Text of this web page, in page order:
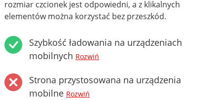
rozmiar czcionek jest odpowiedni, a z klikalnych
elementów można korzystać bez przeszkód.
Szybkość ładowania na urządzeniach
mobilnych Rozwiń
Strona przystosowana na urządzenia
mobilne Rozwiń